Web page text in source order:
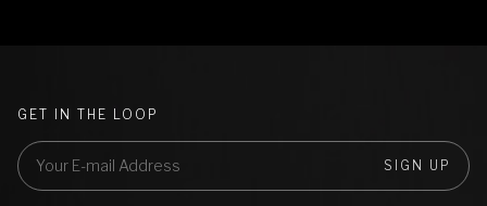
GET IN THE LOOP
SIGN UP